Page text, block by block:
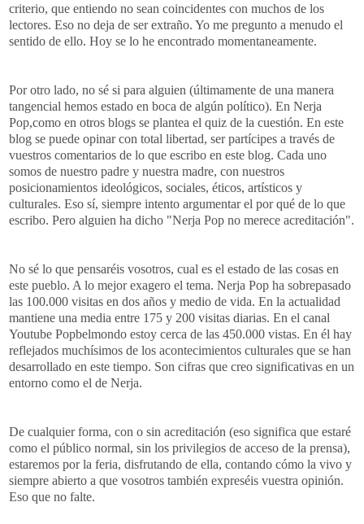
criterio, que entiendo no sean coincidentes con muchos de los
lectores. Eso no deja de ser extraño. Yo me pregunto a menudo el
sentido de ello. Hoy se lo he encontrado momentaneamente.
Por otro lado, no sé si para alguien (últimamente de una manera
tangencial hemos estado en boca de algún político). En Nerja
Pop,como en otros blogs se plantea el quiz de la cuestión. En este
blog se puede opinar con total libertad, ser partícipes a través de
vuestros comentarios de lo que escribo en este blog. Cada uno
somos de nuestro padre y nuestra madre, con nuestros
posicionamientos ideológicos, sociales, éticos, artísticos y
culturales. Eso sí, siempre intento argumentar el por qué de lo que
escribo. Pero alguien ha dicho "Nerja Pop no merece acreditación".
No sé lo que pensaréis vosotros, cual es el estado de las cosas en
este pueblo. A lo mejor exagero el tema. Nerja Pop ha sobrepasado
las 100.000 visitas en dos años y medio de vida. En la actualidad
mantiene una media entre 175 y 200 visitas diarias. En el canal
Youtube Popbelmondo estoy cerca de las 450.000 vistas. En él hay
reflejados muchísimos de los acontecimientos culturales que se han
desarrollado en este tiempo. Son cifras que creo significativas en un
entorno como el de Nerja.
De cualquier forma, con o sin acreditación (eso significa que estaré
como el público normal, sin los privilegios de acceso de la prensa),
estaremos por la feria, disfrutando de ella, contando cómo la vivo y
siempre abierto a que vosotros también expreséis vuestra opinión.
Eso que no falte.